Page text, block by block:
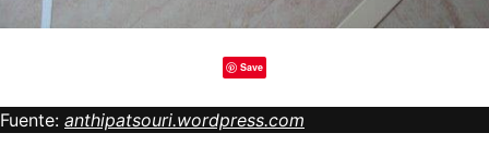
Save
Fuente: anthipatsouri.wordpress.com